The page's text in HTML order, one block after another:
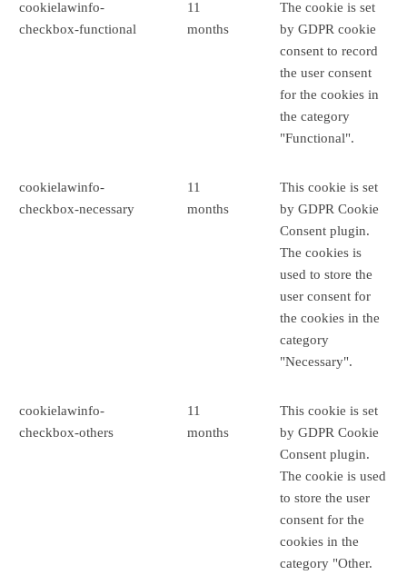
cookielawinfo-
checkbox-functional
11
months
The cookie is set
by GDPR cookie
consent to record
the user consent
for the cookies in
the category
"Functional".
cookielawinfo-
checkbox-necessary
11
months
This cookie is set
by GDPR Cookie
Consent plugin.
The cookies is
used to store the
user consent for
the cookies in the
category
"Necessary".
cookielawinfo-
checkbox-others
11
months
This cookie is set
by GDPR Cookie
Consent plugin.
The cookie is used
to store the user
consent for the
cookies in the
category "Other.